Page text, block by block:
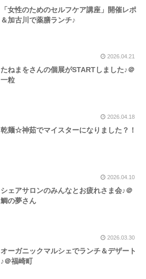
「女性のためのセルフケア講座」開催レポ
＆加古川で薬膳ランチ♪
2026.04.21
たねまをさんの個展がSTARTしました♪＠
一粒
2026.04.18
乾麺☆神茹でマイスターになりました？！
2026.04.10
シェアサロンのみんなとお疲れさま会♪＠
鯛の夢さん
2026.03.30
オーガニックマルシェでランチ＆デザート
♪＠福崎町